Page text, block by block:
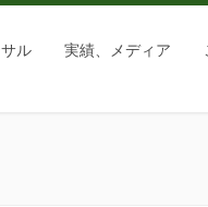
ル 実績、メディア